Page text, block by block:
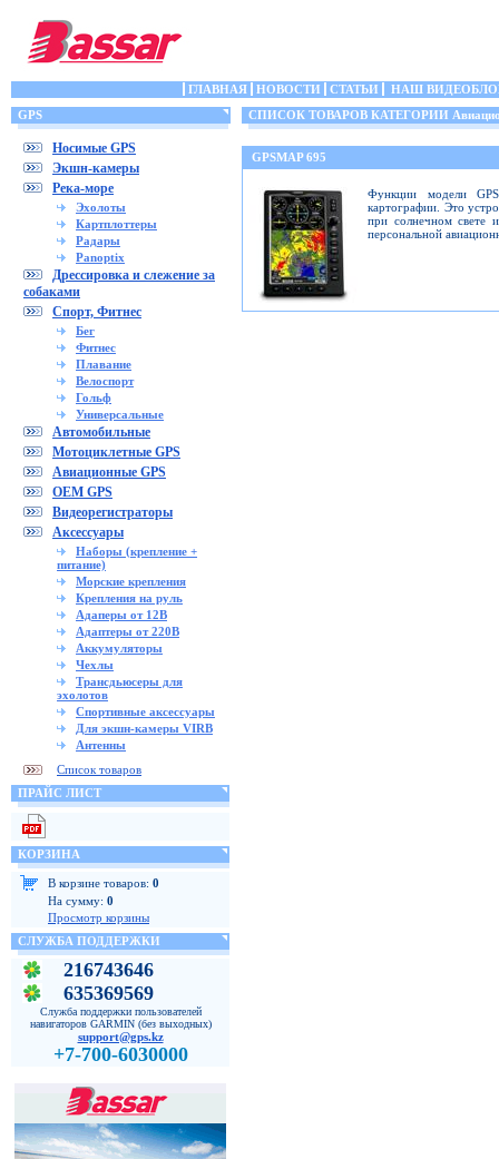
ГЛАВНАЯ НОВОСТИ СТАТЬИ
НАШ
GPS
Носимые GPS
Экшн-камеры
Река-море
Эхолоты
Картплоттеры
Радары
Panoptix
Дрессировка и слежение за
собаками
Спорт, Фитнес
Бег
Фитнес
Плавание
Велоспорт
Гольф
Универсальные
Автомобильные
Мотоциклетные GPS
Авиационные GPS
OEM GPS
Видеорегистраторы
Аксессуары
Наборы (крепление +
питание)
Морские крепления
Крепления на руль
Адаперы от 12В
Адаптеры от 220В
Аккумуляторы
Чехлы
Трансдьюсеры для
эхолотов
Спортивные аксессуары
Для экшн-камеры VIRB
Антенны
Список товаров
ПРАЙС ЛИСТ
КОРЗИНА
В корзине товаров: 0
На сумму: 0
Просмотр корзины
СЛУЖБА ПОДДЕРЖКИ
216743646
635369569
Служба поддержки пользователей
навигаторов GARMIN (без выходных)
support@gps.kz
+7-700-6030000
СПИСОК ТОВАРОВ КАТЕГОРИИ
GPSMAP 695
Функции модели
картографии. Это
при солнечном свете
персональной